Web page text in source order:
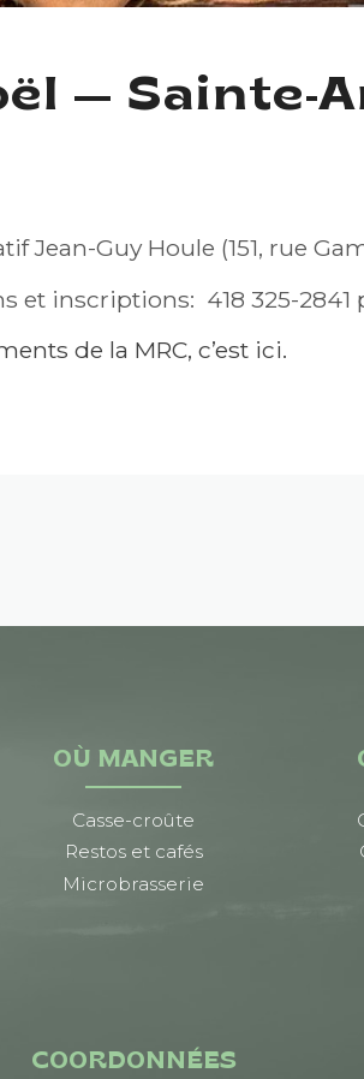
— Sainte-
Jean-Guy Houle (151, rue
et inscriptions: 418 325-2841
de la MRC, c’est ici.
OÙ MANGER
Casse-croûte
Restos et cafés
Microbrasserie
COORDONNÉES